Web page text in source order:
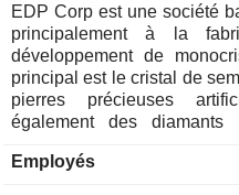
EDP Corp est une société
principalement à la
développement de
principal est le cristal de
pierres précieuses
également des diamants
fourniture de produits
Employés